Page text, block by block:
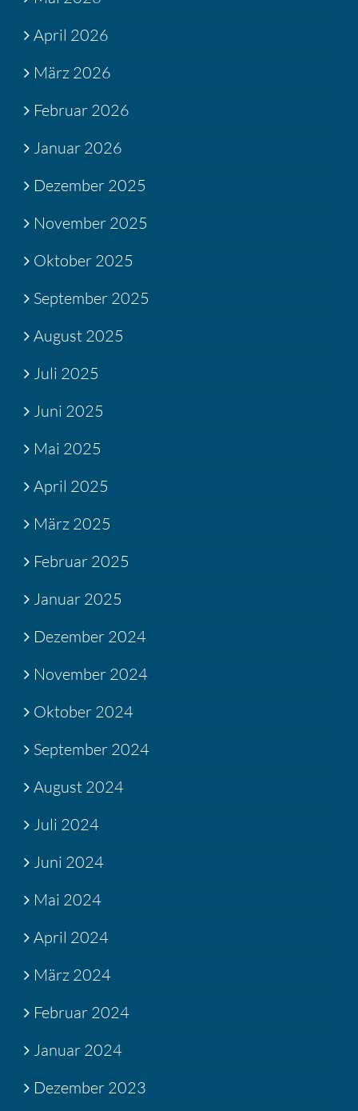
April 2026
März 2026
Februar 2026
Januar 2026
Dezember 2025
November 2025
Oktober 2025
September 2025
August 2025
Juli 2025
Juni 2025
Mai 2025
April 2025
März 2025
Februar 2025
Januar 2025
Dezember 2024
November 2024
Oktober 2024
September 2024
August 2024
Juli 2024
Juni 2024
Mai 2024
April 2024
März 2024
Februar 2024
Januar 2024
Dezember 2023